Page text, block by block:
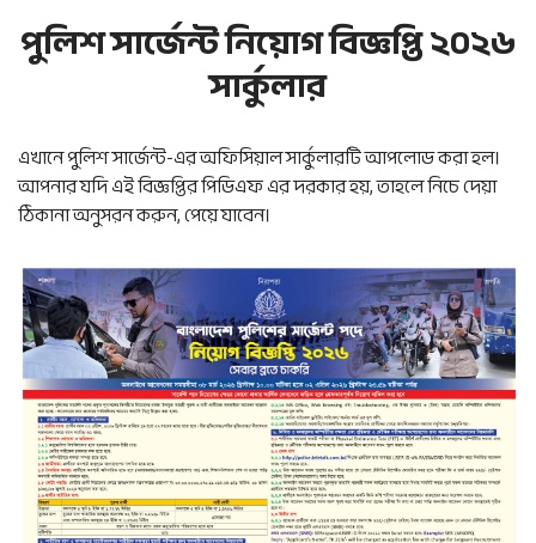
পুলিশ সার্জেন্ট নিয়োগ বিজ্ঞপ্তি ২০২৬
সার্কুলার
এখানে পুলিশ সার্জেন্ট-এর অফিসিয়াল সার্কুলারটি আপলোড করা হল।
আপনার যদি এই বিজ্ঞপ্তির পিডিএফ এর দরকার হয়, তাহলে নিচে দেয়া
ঠিকানা অনুসরন করুন, পেয়ে যাবেন।